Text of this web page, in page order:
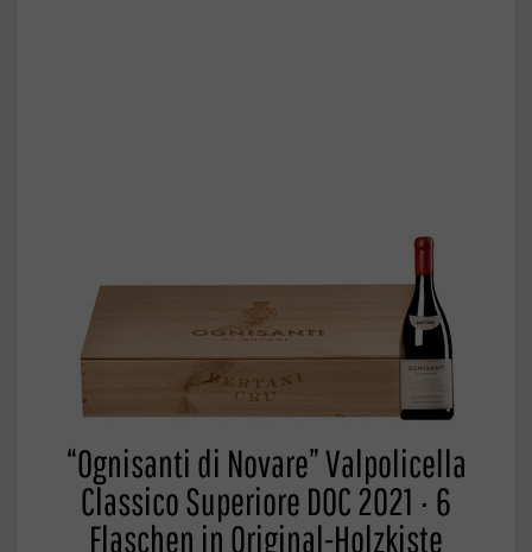
“Ognisanti di Novare” Valpolicella
Classico Superiore DOC 2021 · 6
Flaschen in Original-Holzkiste